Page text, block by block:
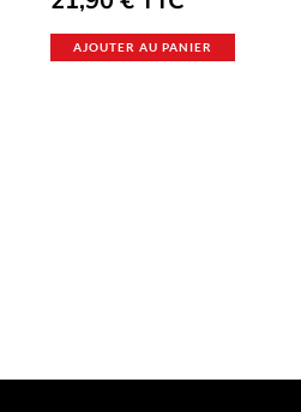
AJOUTER AU PANIER